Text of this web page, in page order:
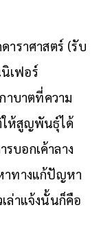
าราศาสตร์ (รับ
เฟอร์
าบาตที่ความ
ให้สูญพันธุ์ได้
บอกเค้าลาง
าทางแก้ปัญหา
ล่าแจ้งนั้นก็คือ